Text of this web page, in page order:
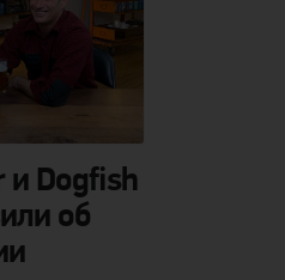
и Dogfish
об